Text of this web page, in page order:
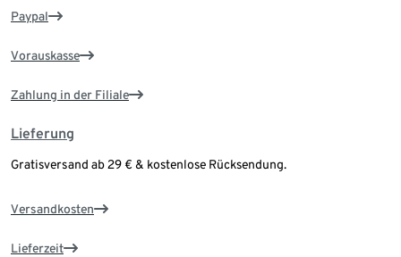
Paypal
Vorauskasse
Zahlung in der Filiale
Lieferung
Gratisversand ab 29 € & kostenlose Rücksendung.
Versandkosten
Lieferzeit